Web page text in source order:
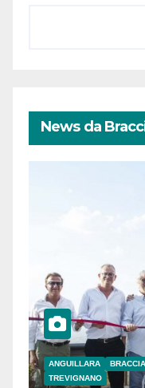
News da
ANGUILLARA
TREVIGNANO